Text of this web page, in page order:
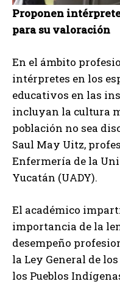
Proponen
para su valoración
En el ámbito
intérpretes en los
educativos en las
incluyan la cultura
población no sea
Saul May Uitz,
Enfermería de la
Yucatán (UADY).
El académico
importancia de la
desempeño
la Ley General de
los Pueblos